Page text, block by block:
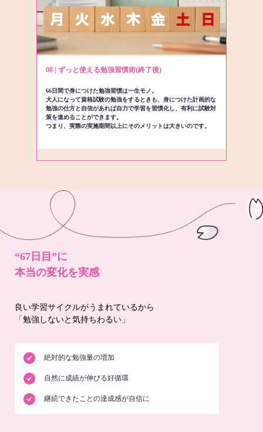
08 | ずっと使える勉強習慣術(終了後)
66日間で身につけた勉強習慣は一生モノ。
大人になって資格試験の勉強をするときも、身につけた計画的な
勉強の仕方と自信があれば自力で学習を習慣化し、有利に試験対
策を進めることができます。
つまり、実際の実施期間以上にそのメリットは大きいのです。
“67日目”に
本当の変化を実感
良い学習サイクルがうまれているから
「勉強しないと気持ちわるい」
絶対的な勉強量の増加
自然に成績が伸びる好循環
継続できたことの達成感が自信に